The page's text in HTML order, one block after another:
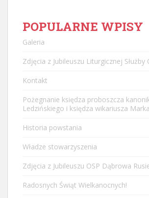
POPULARNE WPISY
Galeria
Zdjęcia z Jubileuszu Liturgicznej Służby
Kontakt
Pożegnanie księdza proboszcza
Ledzińskiego i księdza wikariusza
Historia powstania
Władze stowarzyszenia
Zdjęcia z Jubileuszu OSP Dąbrowa
Radosnych Świąt Wielkanocnych!